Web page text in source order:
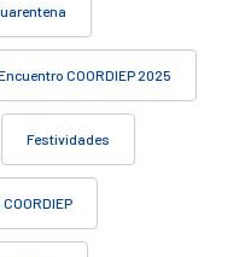
COORDIEP 2025
Festividades
COORDIEP